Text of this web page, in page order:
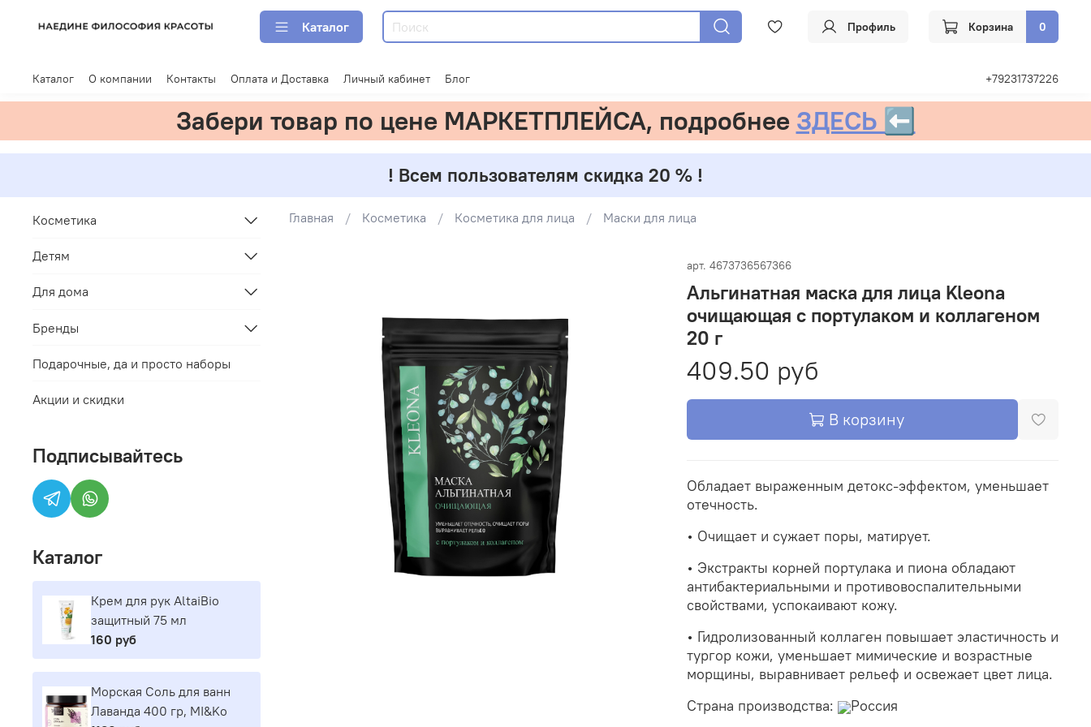
Каталог Профиль Корзина 0
Каталог О компании Контакты Оплата и Доставка Личный кабинет Блог +79231737226
Забери товар по цене МАРКЕТПЛЕЙСА, подробнее ЗДЕСЬ ⬅️
! Всем пользователям скидка 20 % !
Главная Косметика Косметика для лица Маски для лица
арт. 4673736567366
Альгинатная маска для лица Kleona
очищающая с портулаком и коллагеном
20 г
409.50 руб
В корзину
Обладает выраженным детокс-эффектом, уменьшает
отечность.
• Очищает и сужает поры, матирует.
• Экстракты корней портулака и пиона обладают
антибактериальными и противовоспалительными
свойствами, успокаивают кожу.
• Гидролизованный коллаген повышает эластичность и
тургор кожи, уменьшает мимические и возрастные
морщины, выравнивает рельеф и освежает цвет лица.
Страна производства:
Россия
Косметика
Детям
Для дома
Бренды
Подарочные, да и просто наборы
Акции и скидки
Подписывайтесь
Каталог
Крем для рук AltaiBio
защитный 75 мл
160 руб
Морская Соль для ванн
Лаванда 400 гр, MI&Ko